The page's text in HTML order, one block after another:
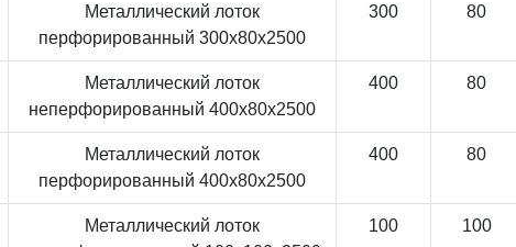
Металлический лоток
перфорированный 300x80x2500
300 80
Металлический лоток
неперфорированный 400x80x2500
400 80
Металлический лоток
перфорированный 400x80x2500
400 80
Металлический лоток
100 100